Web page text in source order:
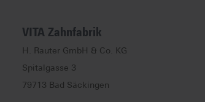
VITA Zahnfabrik
H. Rauter GmbH & Co. KG
Spitalgasse 3
79713 Bad Säckingen